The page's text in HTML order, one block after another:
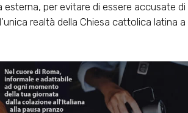
per evitare di essere accusate di
realtà della Chiesa cattolica latina a